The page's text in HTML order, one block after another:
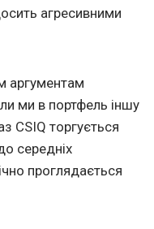
агресивними
аргументам
ми в портфель іншу
СSIQ торгується
середніх
проглядається